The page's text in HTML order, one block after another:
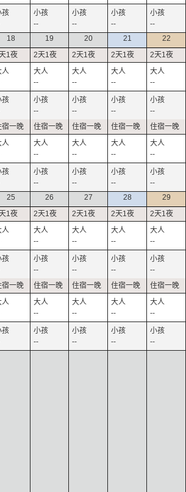
-- -- --
--
18 19
--
--
--
--
20
--
--
--
--
21
--
--
--
--
22
--
--
--
--
25 26
--
--
--
--
27
--
--
--
--
28
--
--
--
--
29
--
--
--
--